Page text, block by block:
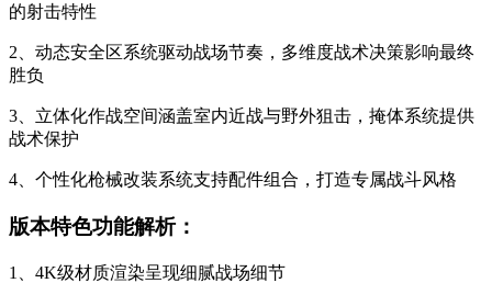
的射击特性
2、动态安全区系统驱动战场节奏，多维度战术决策影响最终
胜负
3、立体化作战空间涵盖室内近战与野外狙击，掩体系统提供
战术保护
4、个性化枪械改装系统支持配件组合，打造专属战斗风格
版本特色功能解析：
1、4K级材质渲染呈现细腻战场细节